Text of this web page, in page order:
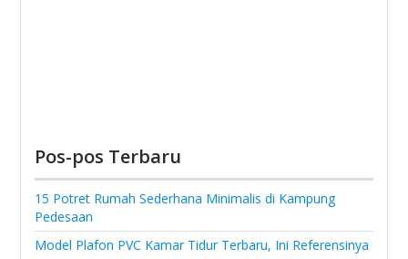
Pos-pos Terbaru
15 Potret Rumah Sederhana Minimalis di Kampung
Pedesaan
Model Plafon PVC Kamar Tidur Terbaru, Ini Referensinya